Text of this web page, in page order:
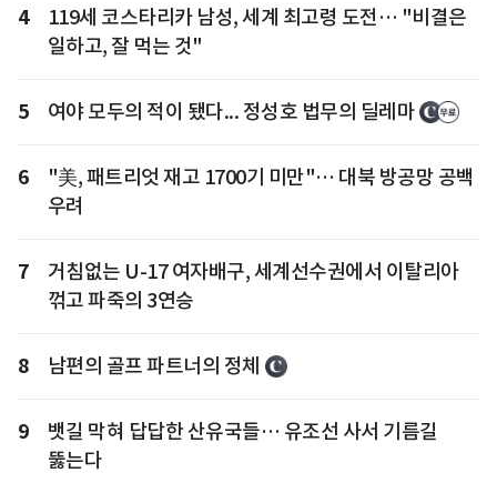
4
119세 코스타리카 남성, 세계 최고령 도전… "비결은
일하고, 잘 먹는 것"
5 여야 모두의 적이 됐다... 정성호 법무의 딜레마
6
"美, 패트리엇 재고 1700기 미만"… 대북 방공망 공백
우려
7
거침없는 U-17 여자배구, 세계선수권에서 이탈리아
꺾고 파죽의 3연승
8 남편의 골프 파트너의 정체
9
뱃길 막혀 답답한 산유국들… 유조선 사서 기름길
뚫는다